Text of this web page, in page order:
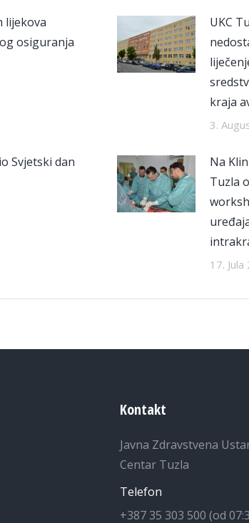
lijekova
osiguranja
UKC
kraja
3.
Svjetski dan
Na
Tuzla
17. Jula
Kontakt
Javna Zdravstvena
Centar Tuzla
Telefon
+387 35 303 500 (od